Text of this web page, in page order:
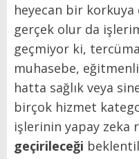
heyecan bir
gerçek olur da
geçmiyor ki,
muhasebe,
hatta sağlık veya
birçok hizmet
işlerinin yapay zeka
geçirileceği